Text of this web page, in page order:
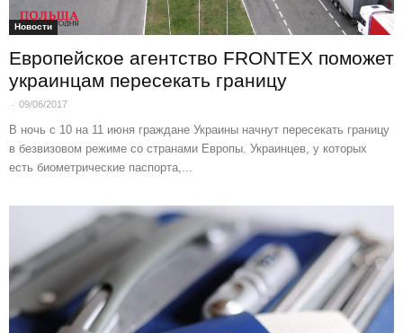
Новости
Европейское агентство FRONTEX поможет
украинцам пересекать границу
- 09/06/2017
В ночь с 10 на 11 июня граждане Украины начнут пересекать границу
в безвизовом режиме со странами Европы. Украинцев, у которых
есть биометрические паспорта,...